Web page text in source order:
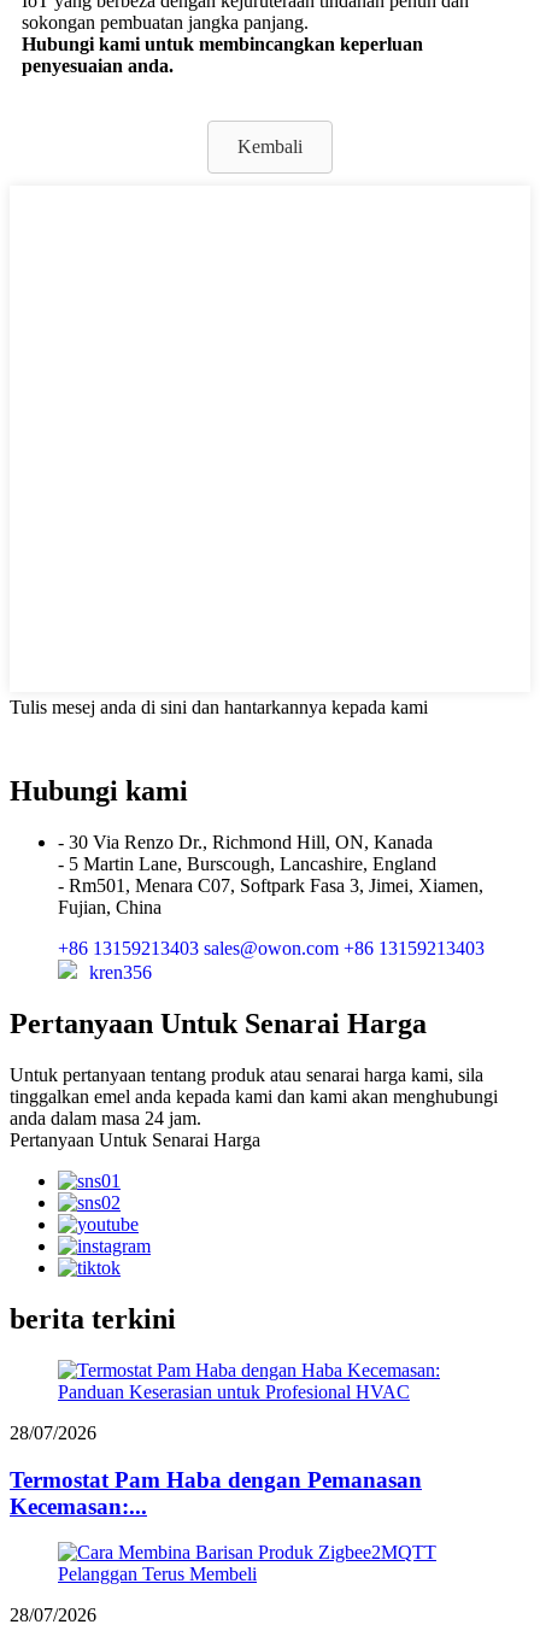
sokongan pembuatan jangka panjang.
Hubungi kami untuk membincangkan keperluan
penyesuaian anda.
Kembali
Tulis mesej anda di sini dan hantarkannya kepada kami
Hubungi kami
- 30 Via Renzo Dr., Richmond Hill, ON, Kanada
- 5 Martin Lane, Burscough, Lancashire, England
- Rm501, Menara C07, Softpark Fasa 3, Jimei, Xiamen,
Fujian, China
+86 13159213403 sales@owon.com +86 13159213403
kren356
Pertanyaan Untuk Senarai Harga
Untuk pertanyaan tentang produk atau senarai harga kami, sila
tinggalkan emel anda kepada kami dan kami akan menghubungi
anda dalam masa 24 jam.
Pertanyaan Untuk Senarai Harga
berita terkini
28/07/2026
Termostat Pam Haba dengan Pemanasan
Kecemasan:...
28/07/2026